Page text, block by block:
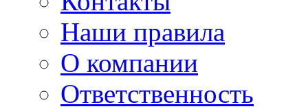
Наши правила
О компании
Ответственность